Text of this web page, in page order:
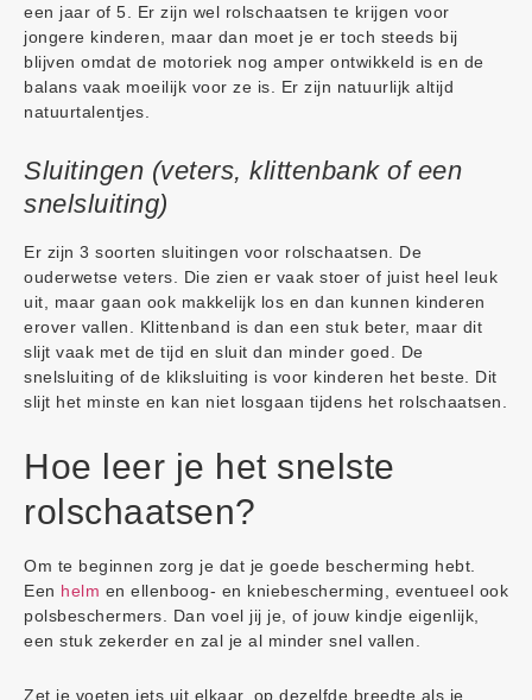
een jaar of 5. Er zijn wel rolschaatsen te krijgen voor
jongere kinderen, maar dan moet je er toch steeds bij
blijven omdat de motoriek nog amper ontwikkeld is en de
balans vaak moeilijk voor ze is. Er zijn natuurlijk altijd
natuurtalentjes.
Sluitingen (veters, klittenbank of een
snelsluiting)
Er zijn 3 soorten sluitingen voor rolschaatsen. De
ouderwetse veters. Die zien er vaak stoer of juist heel leuk
uit, maar gaan ook makkelijk los en dan kunnen kinderen
erover vallen. Klittenband is dan een stuk beter, maar dit
slijt vaak met de tijd en sluit dan minder goed. De
snelsluiting of de kliksluiting is voor kinderen het beste. Dit
slijt het minste en kan niet losgaan tijdens het rolschaatsen.
Hoe leer je het snelste
rolschaatsen?
Om te beginnen zorg je dat je goede bescherming hebt.
Een helm en ellenboog- en kniebescherming, eventueel ook
polsbeschermers. Dan voel jij je, of jouw kindje eigenlijk,
een stuk zekerder en zal je al minder snel vallen.
Zet je voeten iets uit elkaar, op dezelfde breedte als je